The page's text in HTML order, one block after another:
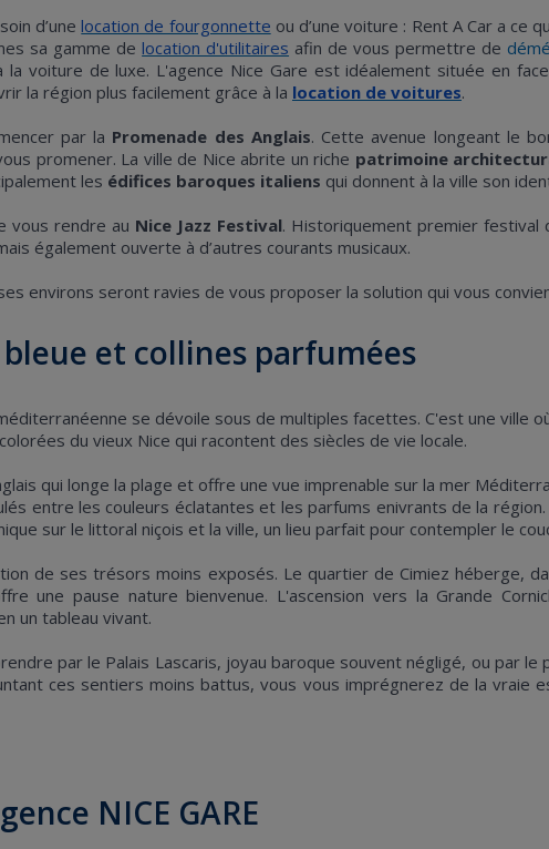
d’unelocation de fourgonnette ou d’une voiture : Rent A Car a ce
sa gamme delocation d'utilitaires afin de vous permettre de
voiture de luxe. L'agence Nice Gare est idéalement située en
la région plus facilement grâce à la location de voitures.
par la Promenade des Anglais. Cette avenue longeant le
promener. La ville de Nice abrite un riche patrimoine
les édifices baroques italiens qui donnent à la ville son
vous rendre au Nice Jazz Festival. Historiquement premier festival
également ouverte à d’autres courants musicaux.
environs seront ravies de vous proposer la solution qui vous
et collines parfumées
se dévoile sous de multiples facettes. C'est une ville
du vieux Nice qui racontent des siècles de vie locale.
qui longe la plage et offre une vue imprenable sur la mer
entre les couleurs éclatantes et les parfums enivrants de la
sur le littoral niçois et la ville, un lieu parfait pour contempler le
de ses trésors moins exposés. Le quartier de Cimiez héberge,
une pause nature bienvenue. L'ascension vers la Grande
un tableau vivant.
par le Palais Lascaris, joyau baroque souvent négligé, ou par
ces sentiers moins battus, vous vous imprégnerez de la vraie
NICE GARE